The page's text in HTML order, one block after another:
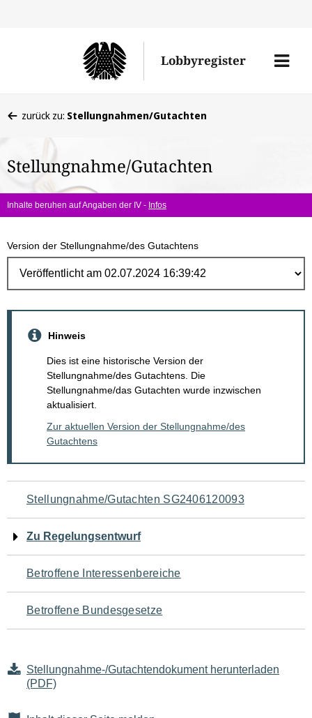
Lobbyregister
Menü
befinden
hier:
zurück zu: Stellungnahmen/Gutachten
Stellungnahme/Gutachten
Inhalte beruhen auf Angaben der IV - Infos
Version der Stellungnahme/des Gutachtens
Hinweis
Dies ist eine historische Version der
Stellungnahme/des Gutachtens. Die
Stellungnahme/das Gutachten wurde inzwischen
aktualisiert.
Zur aktuellen Version der Stellungnahme/des
Gutachtens
Navigation
für
den
Seiteninhalt
Stellungnahme/Gutachten SG2406120093
Zu Regelungsentwurf
Betroffene Interessenbereiche
Betroffene Bundesgesetze
Stellungnahme-/Gutachtendokument herunterladen
(PDF)